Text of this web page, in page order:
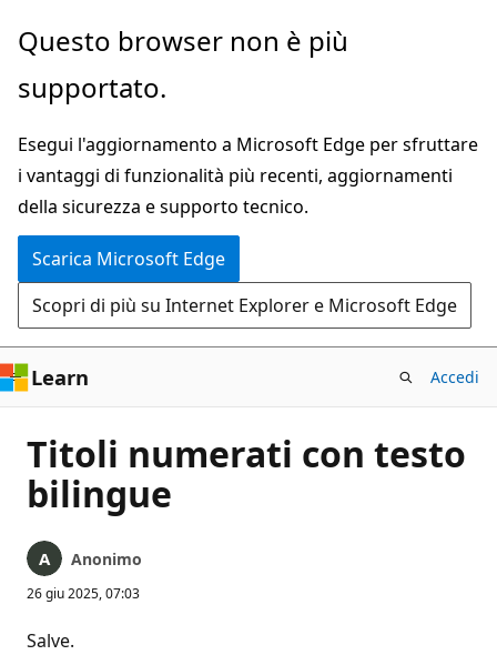
Ignora
passa
contenuto
principale
Questo browser non è più
supportato.
Esegui l'aggiornamento a Microsoft Edge per sfruttare
i vantaggi di funzionalità più recenti, aggiornamenti
della sicurezza e supporto tecnico.
Scarica Microsoft Edge
Scopri di più su Internet Explorer e Microsoft Edge
Learn Accedi
Titoli numerati con testo
bilingue
Anonimo
26 giu 2025, 07:03
Salve.